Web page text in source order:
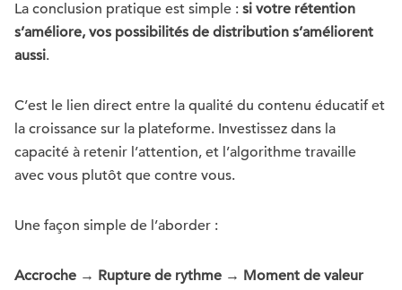
La conclusion pratique est simple : si votre rétention
s’améliore, vos possibilités de distribution s’améliorent
aussi.
C’est le lien direct entre la qualité du contenu éducatif et
la croissance sur la plateforme. Investissez dans la
capacité à retenir l’attention, et l’algorithme travaille
avec vous plutôt que contre vous.
Une façon simple de l’aborder :
Accroche → Rupture de rythme → Moment de valeur